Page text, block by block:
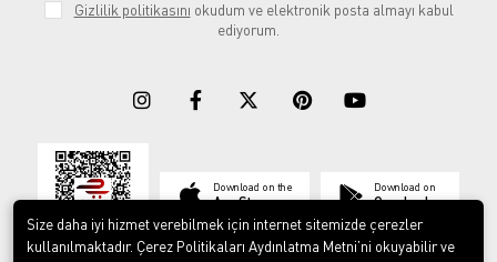
Gizlilik politikasını okudum ve elektronik posta almayı kabul
ediyorum.
Download on the
App Store
Download on
Google play
Size daha iyi hizmet verebilmek için internet sitemizde çerezler
kullanılmaktadır. Çerez Politikaları Aydınlatma Metni’ni okuyabilir ve